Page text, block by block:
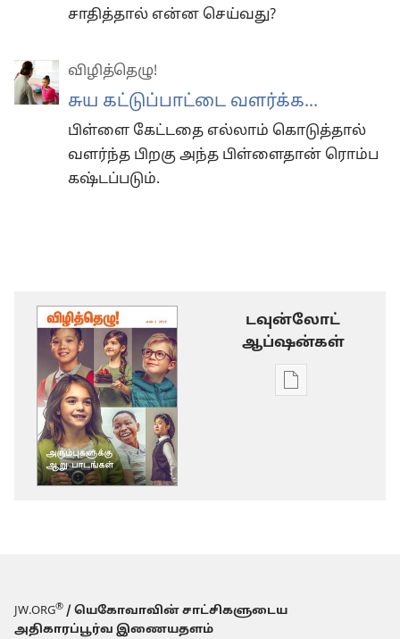
சாதித்தால் என்ன செய்வது?
விழித்தெழு!
சுய கட்டுப்பாட்டை வளர்க்க...
பிள்ளை கேட்டதை எல்லாம் கொடுத்தால்
வளர்ந்த பிறகு அந்த பிள்ளைதான் ரொம்ப
கஷ்டப்படும்.
டவுன்லோட்
ஆப்ஷன்கள்
டிஜிட்டல்
JW.ORG® / யெகோவாவின் சாட்சிகளுடைய
அதிகாரப்பூர்வ இணையதளம்